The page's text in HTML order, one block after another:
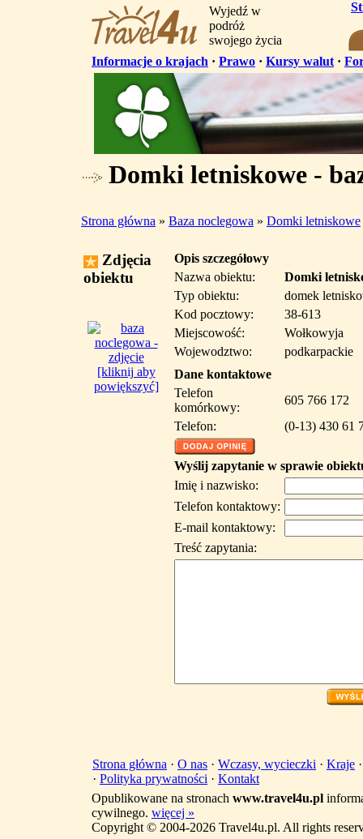
Wyjedź w
podróż
swojego życia
Informacje o krajach · Prawo · Kursy walut ·
Domki letniskowe -
Strona główna » Baza noclegowa » Domki letniskowe
Zdjęcia
obiektu
[kliknij aby
powiększyć]
Opis szczegółowy
Nazwa obiektu:
Domki
Typ obiektu:
domek
Kod pocztowy:
38-613
Miejscowość:
Wołkowyja
Wojewodztwo:
podkarpackie
Dane kontaktowe
Telefon
komórkowy:
605 766 172
Telefon:
(0-13) 430 61
Wyślij zapytanie w sprawie
Imię i nazwisko:
Telefon kontaktowy:
E-mail kontaktowy:
Treść zapytania:
Strona główna · O nas · Wczasy, wycieczki · Kraje
· Polityka prywatności · Kontakt
Opublikowane na stronach www.travel4u.pl
cywilnego. więcej »
Copyright © 2004-2026 Travel4u.pl. All rights